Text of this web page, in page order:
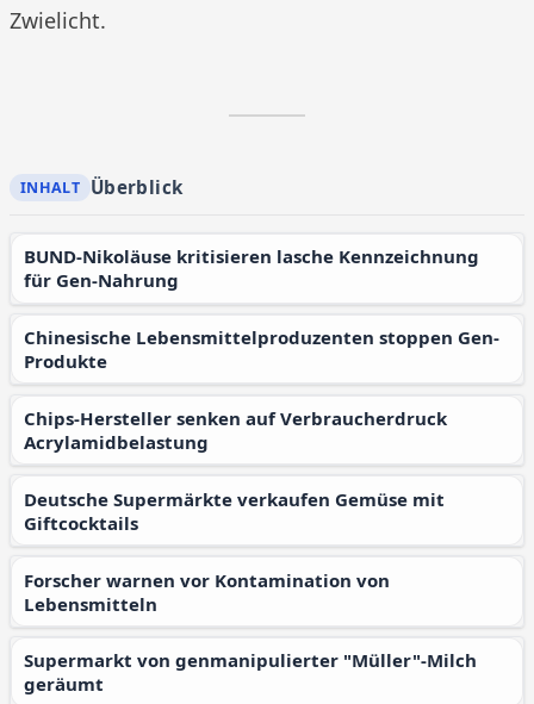
Zwielicht.
Überblick
BUND-Nikoläuse kritisieren lasche Kennzeichnung
für Gen-Nahrung
Chinesische Lebensmittelproduzenten stoppen Gen-
Produkte
Chips-Hersteller senken auf Verbraucherdruck
Acrylamidbelastung
Deutsche Supermärkte verkaufen Gemüse mit
Giftcocktails
Forscher warnen vor Kontamination von
Lebensmitteln
Supermarkt von genmanipulierter "Müller"-Milch
geräumt